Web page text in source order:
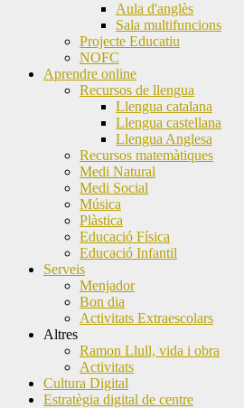
Aula d'anglès
Sala multifuncions
Projecte Educatiu
NOFC
Aprendre online
Recursos de llengua
Llengua catalana
Llengua castellana
Llengua Anglesa
Recursos matemàtiques
Medi Natural
Medi Social
Música
Plàstica
Educació Física
Educació Infantil
Serveis
Menjador
Bon dia
Activitats Extraescolars
Altres
Ramon Llull, vida i obra
Activitats
Cultura Digital
Estratègia digital de centre